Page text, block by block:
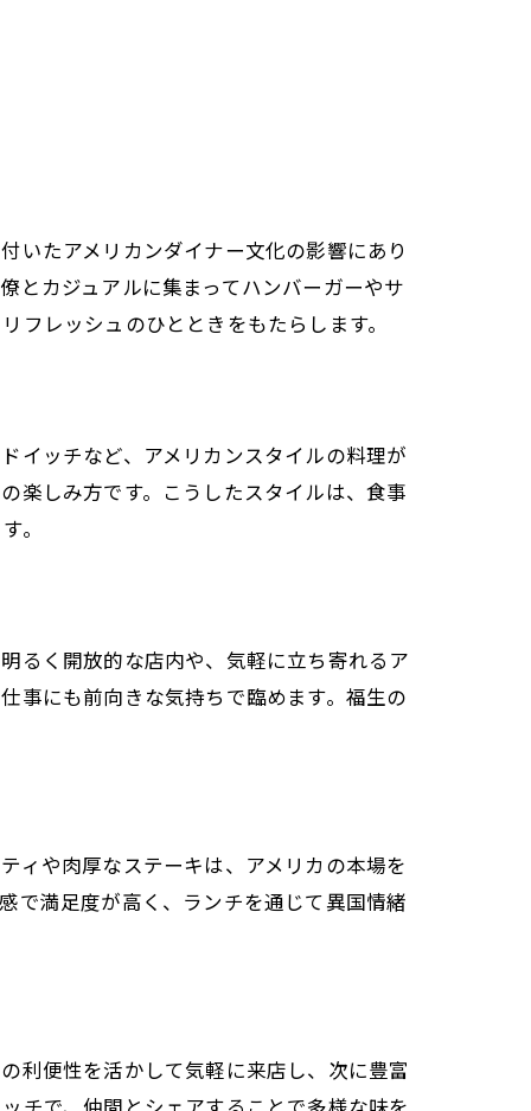
いたアメリカンダイナー文化の影響にあり
とカジュアルに集まってハンバーガーやサ
レッシュのひとときをもたらします。
イッチなど、アメリカンスタイルの料理が
楽しみ方です。こうしたスタイルは、食事
。
るく開放的な店内や、気軽に立ち寄れるア
事にも前向きな気持ちで臨めます。福生の
ィや肉厚なステーキは、アメリカの本場を
で満足度が高く、ランチを通じて異国情緒
利便性を活かして気軽に来店し、次に豊富